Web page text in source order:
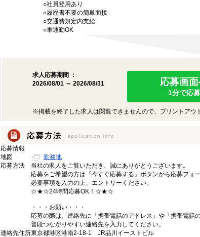
○社員登用あり
○履歴書不要の簡単面接
○交通費規定内支給
○車通勤OK
求人応募期間 ：
2026/08/01 ～ 2026/08/31
応募画
1分で応
※掲載を終了した求人は閲覧できませんので、プリントアウ
応募情報
地図
勤務地
応募方法
当社の求人をご覧いただき、誠にありがとうございます。
応募をご希望の方は『今すぐ応募する』ボタンから応募フォ
必要事項を入力の上、エントリーください。
☆★☆24時間応募OK！☆★☆
・・・お願い・・・
応募の際は、連絡先に「携帯電話のアドレス」や「携帯電話
普段つながりやすい連絡先を入力してください。
連絡先住所東京都港区港南2-18-1 JR品川イーストビル